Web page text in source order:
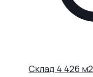
Склад 4 426 м2